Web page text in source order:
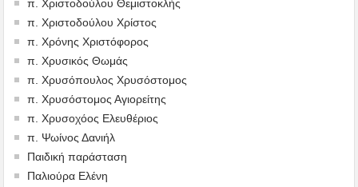
π. Χριστοδούλου Θεμιστοκλής
π. Χριστοδούλου Χρίστος
π. Χρόνης Χριστόφορος
π. Χρυσικός Θωμάς
π. Χρυσόπουλος Χρυσόστομος
π. Χρυσόστομος Αγιορείτης
π. Χρυσοχόος Ελευθέριος
π. Ψωίνος Δανιήλ
Παιδική παράσταση
Παλιούρα Ελένη